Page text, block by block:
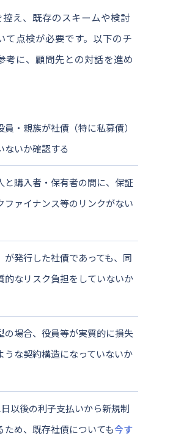
え、既存のスキームや検討
て点検が必要です。以下のチ
考に、顧問先との対話を進め
員・親族が社債（特に私募債）
ないか確認する
と購入者・保有者の間に、保証
ファイナンス等のリンクがない
が発行した社債であっても、同
的なリスク負担をしていないか
の場合、役員等が実質的に損失
うな契約構造になっていないか
以後の利子支払いから新規制
ため、既存社債についても今す